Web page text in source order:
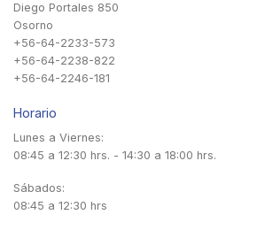
Diego Portales 850
Osorno
+56-64-2233-573
+56-64-2238-822
+56-64-2246-181
Horario
Lunes a Viernes:
08:45 a 12:30 hrs. - 14:30 a 18:00 hrs.
Sábados:
08:45 a 12:30 hrs